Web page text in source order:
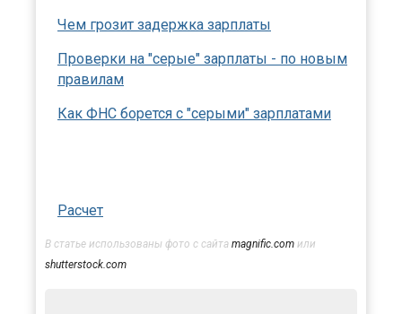
Чем грозит задержка зарплаты
Проверки на "серые" зарплаты - по новым
правилам
Как ФНС борется с "серыми" зарплатами
Расчет
В статье использованы фото с сайта magnific.com или
shutterstock.com